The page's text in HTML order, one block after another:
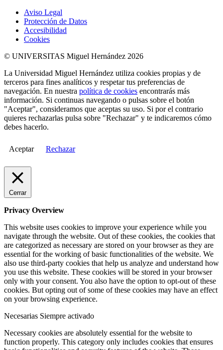
Aviso Legal
Protección de Datos
Accesibilidad
Cookies
© UNIVERSITAS Miguel Hernández 2026
La Universidad Miguel Hernández utiliza cookies propias y de
terceros para fines analíticos y respetar tus preferencias de
navegación. En nuestra política de cookies encontrarás más
información. Si continuas navegando o pulsas sobre el botón
"Aceptar", consideramos que aceptas su uso. Si por el contrario
quieres rechazarlas pulsa sobre "Rechazar" y te indicaremos cómo
debes hacerlo.
Aceptar Rechazar
Cerrar
Privacy Overview
This website uses cookies to improve your experience while you
navigate through the website. Out of these cookies, the cookies that
are categorized as necessary are stored on your browser as they are
essential for the working of basic functionalities of the website. We
also use third-party cookies that help us analyze and understand how
you use this website. These cookies will be stored in your browser
only with your consent. You also have the option to opt-out of these
cookies. But opting out of some of these cookies may have an effect
on your browsing experience.
Necesarias Siempre activado
Necessary cookies are absolutely essential for the website to
function properly. This category only includes cookies that ensures